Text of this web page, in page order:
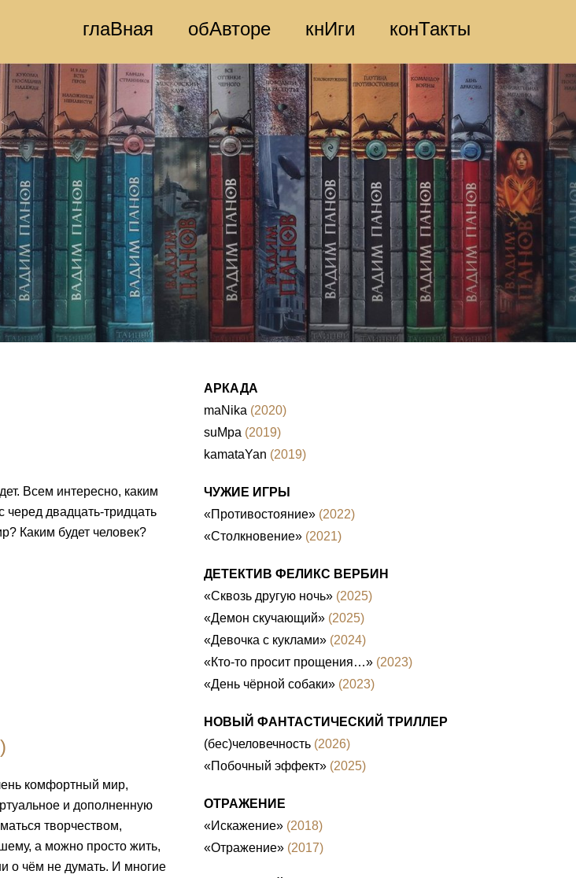
глаВная обАвторе кнИги конТакты
Всем интересно, каким
двадцать-тридцать
Каким будет человек?
комфортный мир,
и дополненную
творчеством,
а можно просто жить,
о чём не думать. И многие
АРКАДА
maNika (2020)
suMpa (2019)
kamataYan (2019)
ЧУЖИЕ ИГРЫ
«Противостояние» (2022)
«Столкновение» (2021)
ДЕТЕКТИВ ФЕЛИКС ВЕРБИН
«Сквозь другую ночь» (2025)
«Демон скучающий» (2025)
«Девочка с куклами» (2024)
«Кто-то просит прощения…» (2023)
«День чёрной собаки» (2023)
НОВЫЙ ФАНТАСТИЧЕСКИЙ ТРИЛЛЕР
(бес)человечность (2026)
«Побочный эффект» (2025)
ОТРАЖЕНИЕ
«Искажение» (2018)
«Отражение» (2017)